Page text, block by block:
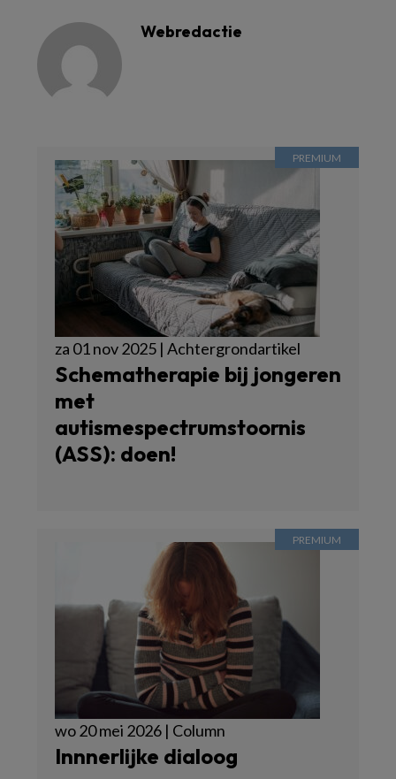
Webredactie
za 01 nov 2025 | Achtergrondartikel
Schematherapie bij jongeren
met
autismespectrumstoornis
(ASS): doen!
wo 20 mei 2026 | Column
Innnerlijke dialoog